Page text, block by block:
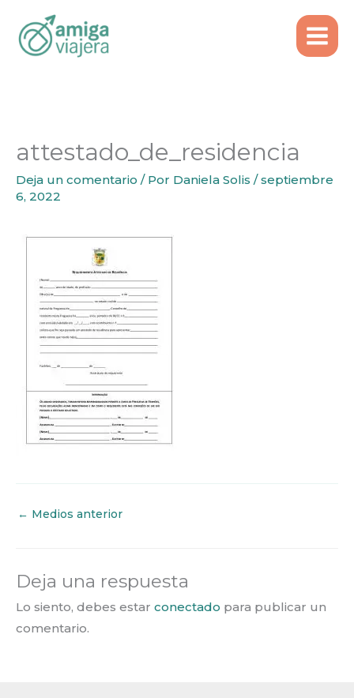
contenido
Trámites Paso a Paso para Vivir en Portugal
Legalmente
attestado_de_residencia
attestado_de_residencia
Deja un comentario / Por Daniela Solis /septiembre
6, 2022
← Medios anterior
Deja una respuesta
Lo siento, debes estar conectado para publicar un
comentario.